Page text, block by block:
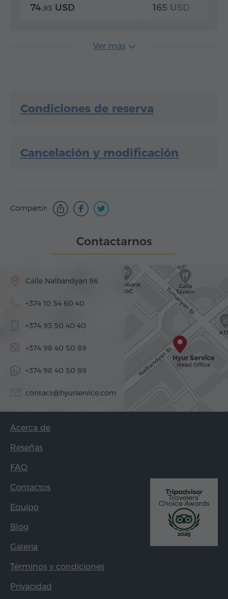
74.93 USD 165 USD
Ver más
Condiciones de reserva
Cancelación y modificación
Compartir:
Contactarnos
Calle Nalbandyan 96
+374 10 54 60 40
+374 93 50 40 40
+374 98 40 50 89
+374 98 40 50 89
contact@hyurservice.com
Acerca de
Reseñas
FAQ
Contactos
Equipo
Blog
Galería
Términos y condiciones
Privacidad